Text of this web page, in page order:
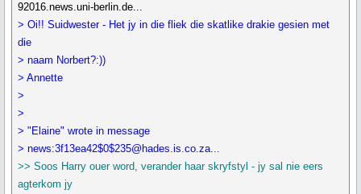
92016.news.uni-berlin.de...
> Oi!! Suidwester - Het jy in die fliek die skatlike drakie gesien met
die
> naam Norbert?:))
> Annette
>
>
> "Elaine" wrote in message
> news:3f13ea42$0$235@hades.is.co.za...
>> Soos Harry ouer word, verander haar skryfstyl - jy sal nie eers
agterkom jy